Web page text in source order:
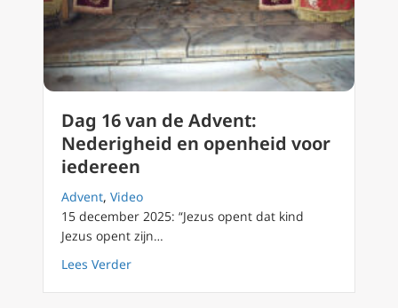
Dag 16 van de Advent:
Nederigheid en openheid voor
iedereen
Advent, Video
15 december 2025: “Jezus opent dat kind
Jezus opent zijn…
Lees Verderabout Dag 16 van de Advent: Nederigheid